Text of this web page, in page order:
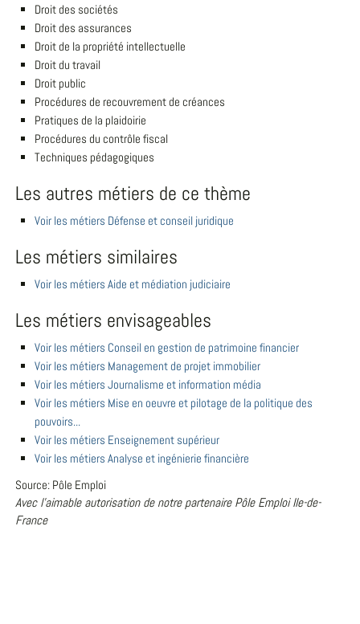
Droit des sociétés
Droit des assurances
Droit de la propriété intellectuelle
Droit du travail
Droit public
Procédures de recouvrement de créances
Pratiques de la plaidoirie
Procédures du contrôle fiscal
Techniques pédagogiques
Les autres métiers de ce thème
Voir les métiers Défense et conseil juridique
Les métiers similaires
Voir les métiers Aide et médiation judiciaire
Les métiers envisageables
Voir les métiers Conseil en gestion de patrimoine financier
Voir les métiers Management de projet immobilier
Voir les métiers Journalisme et information média
Voir les métiers Mise en oeuvre et pilotage de la politique des
pouvoirs...
Voir les métiers Enseignement supérieur
Voir les métiers Analyse et ingénierie financière
Source: Pôle Emploi
Avec l'aimable autorisation de notre partenaire Pôle Emploi Ile-de-
France